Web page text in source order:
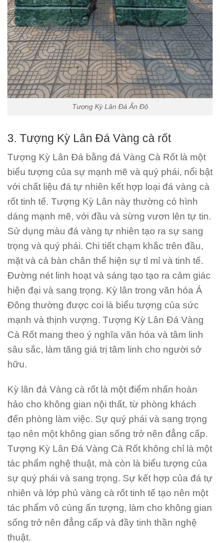
Tượng Kỳ Lân Đá Ấn Độ
3. Tượng Kỳ Lân Đá Vàng cà rốt
Tượng Kỳ Lân Đá bằng đá Vàng Cà Rốt là một
biểu tượng của sự mạnh mẽ và quý phái, nổi bật
với chất liệu đá tự nhiên kết hợp loại đá vàng cà
rốt tinh tế. Tượng Kỳ Lân này thường có hình
dáng mạnh mẽ, với đầu và sừng vươn lên tự tin.
Sử dụng màu đá vàng tự nhiên tạo ra sự sang
trọng và quý phái. Chi tiết chạm khắc trên đầu,
mặt và cả bàn chân thể hiện sự tỉ mỉ và tinh tế.
Đường nét linh hoạt và sáng tạo tạo ra cảm giác
hiện đại và sang trọng. Kỳ lân trong văn hóa Á
Đông thường được coi là biểu tượng của sức
mạnh và thịnh vượng. Tượng Kỳ Lân Đá Vàng
Cà Rốt mang theo ý nghĩa văn hóa và tâm linh
sâu sắc, làm tăng giá trị tâm linh cho người sở
hữu.
Kỳ lân đá Vàng cà rốt là một điểm nhấn hoàn
hảo cho không gian nội thất, từ phòng khách
đến phòng làm việc. Sự quý phái và sang trọng
tạo nên một không gian sống trở nên đẳng cấp.
Tượng Kỳ Lân Đá Vàng Cà Rốt không chỉ là một
tác phẩm nghệ thuật, mà còn là biểu tượng của
sự quý phái và sang trọng. Sự kết hợp của đá tự
nhiên và lớp phủ vàng cà rốt tinh tế tạo nên một
tác phẩm vô cùng ấn tượng, làm cho không gian
sống trở nên đẳng cấp và đầy tinh thần nghệ
thuật.